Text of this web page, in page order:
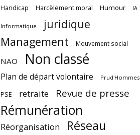
Handicap Harcèlement moral Humour IA
Informatique
juridique
Management
Mouvement social
NAO Non classé
Plan de départ volontaire Prud'Hommes
PSE retraite Revue de presse
Rémunération
Réorganisation Réseau